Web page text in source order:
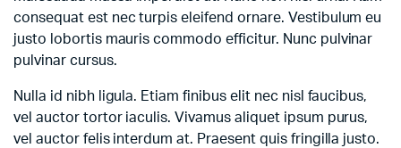
consequat est nec turpis eleifend ornare. Vestibulum eu
justo lobortis mauris commodo efficitur. Nunc pulvinar
pulvinar cursus.
Nulla id nibh ligula. Etiam finibus elit nec nisl faucibus,
vel auctor tortor iaculis. Vivamus aliquet ipsum purus,
vel auctor felis interdum at. Praesent quis fringilla justo.